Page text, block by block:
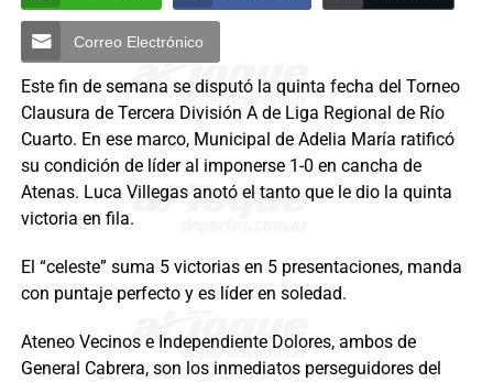
Correo Electrónico
Este fin de semana se disputó la quinta fecha del Torneo
Clausura de Tercera División A de Liga Regional de Río
Cuarto. En ese marco, Municipal de Adelia María ratificó
su condición de líder al imponerse 1-0 en cancha de
Atenas. Luca Villegas anotó el tanto que le dio la quinta
victoria en fila.
El “celeste” suma 5 victorias en 5 presentaciones, manda
con puntaje perfecto y es líder en soledad.
Ateneo Vecinos e Independiente Dolores, ambos de
General Cabrera, son los inmediatos perseguidores del